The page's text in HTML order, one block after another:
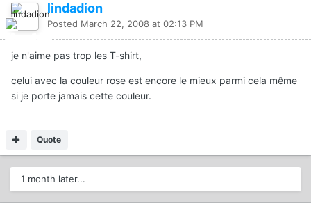
lindadion
Posted March 22, 2008 at 02:13 PM
je n'aime pas trop les T-shirt,
celui avec la couleur rose est encore le mieux parmi cela même
si je porte jamais cette couleur.
Quote
1 month later...